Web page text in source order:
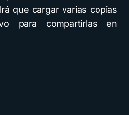
que cargar varias copias
para compartirlas en